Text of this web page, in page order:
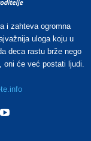
i zahteva ogromna
uloga koju u
deca rastu brže nego
će već postati ljudi.